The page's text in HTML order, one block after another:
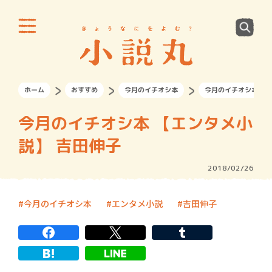
ホーム おすすめ 今月のイチオシ本 今月のイチオシ本 【
今月のイチオシ本 【エンタメ小
説】 吉田伸子
2018/02/26
今月のイチオシ本 エンタメ小説 吉田伸子